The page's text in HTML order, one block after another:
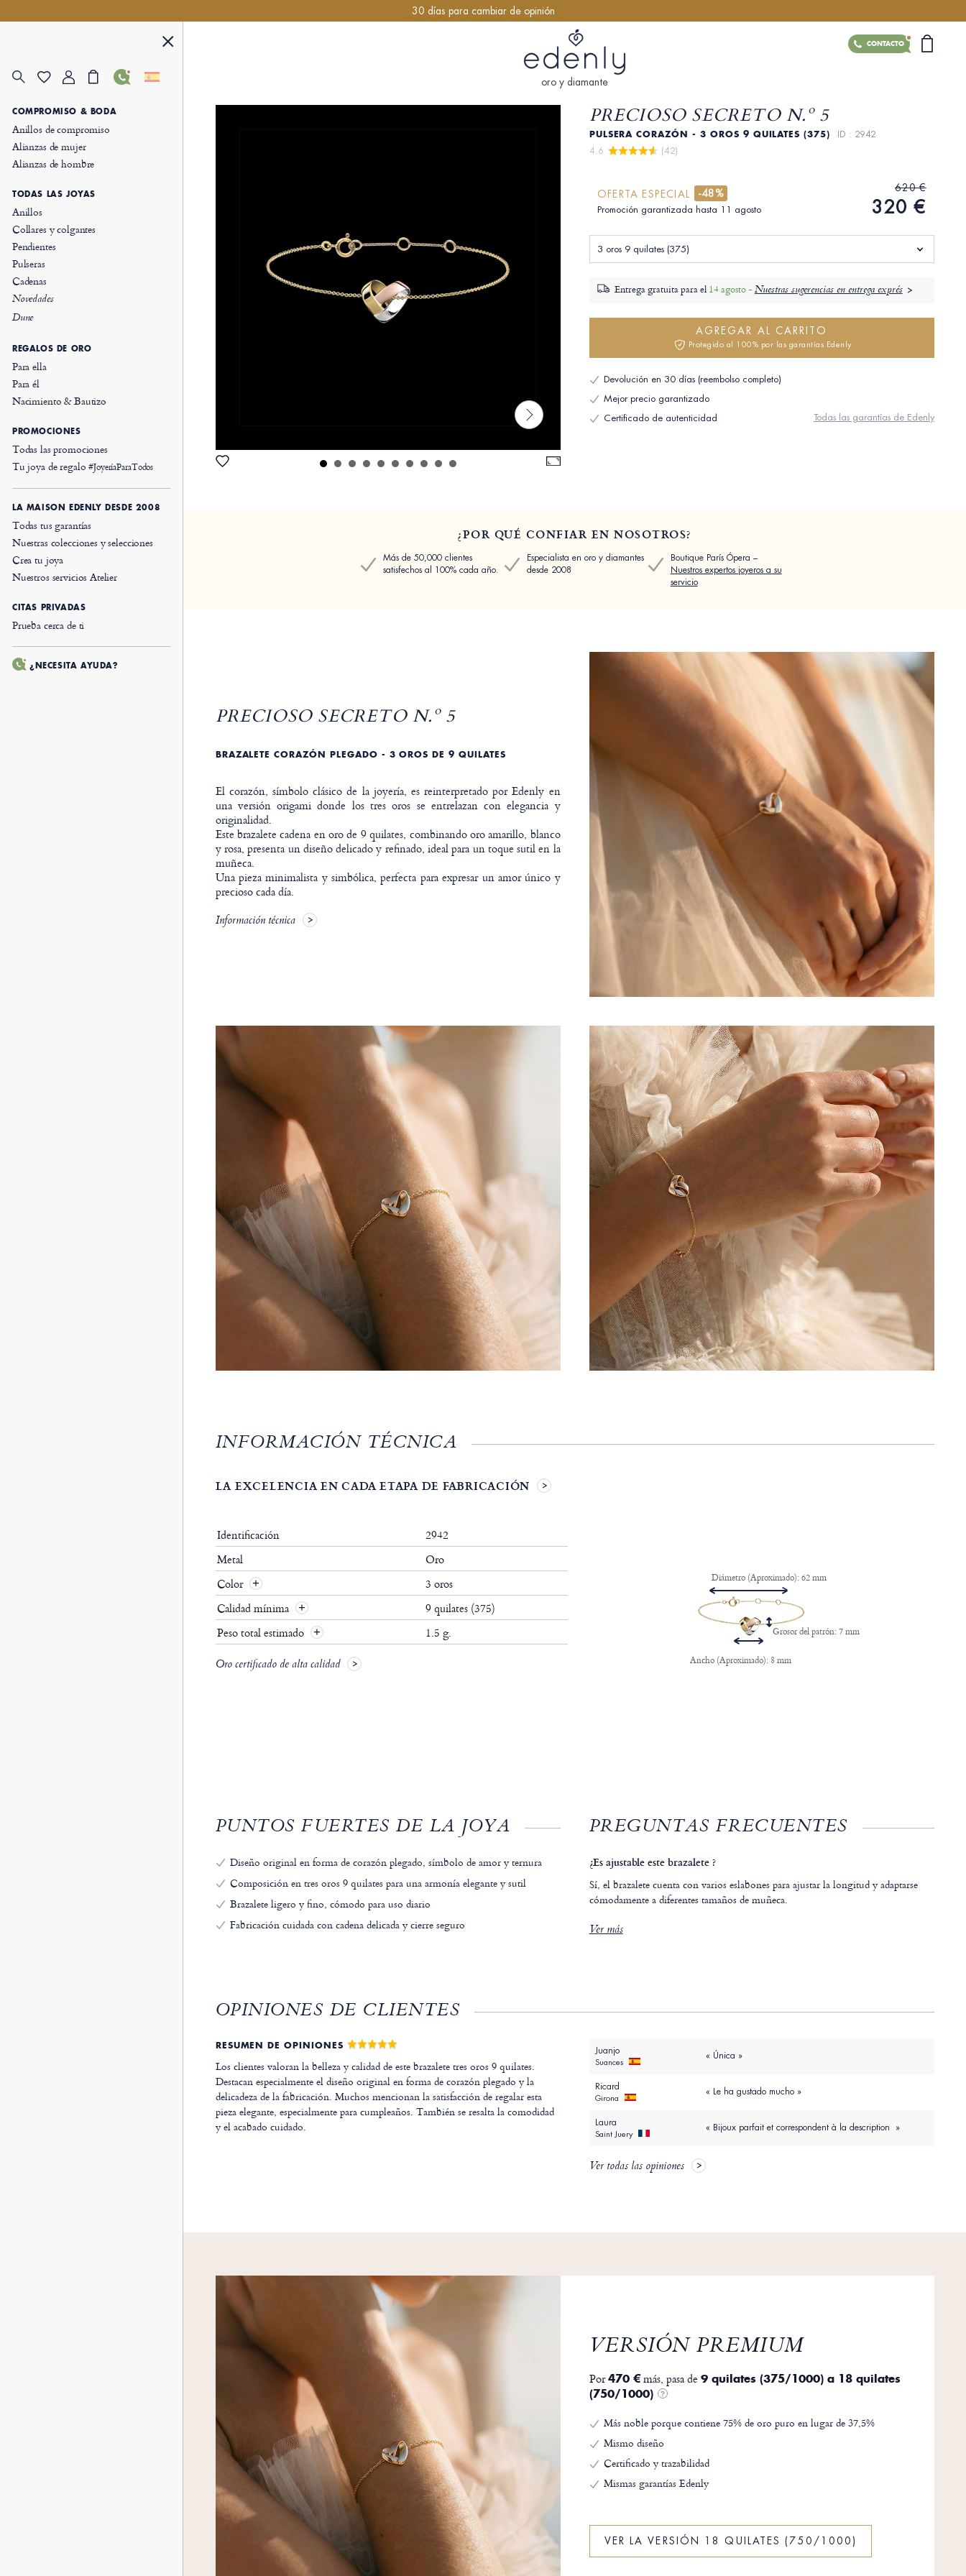
COMPROMISO & BODA
Anillos de compromiso
Alianzas de mujer
Alianzas de hombre
TODAS LAS JOYAS
Anillos
Collares y colgantes
Pendientes
Pulseras
Cadenas
Novedades
Dune
REGALOS DE ORO
Para ella
Para él
Nacimiento & Bautizo
PROMOCIONES
Todas las promociones
Tu joya de regalo#JoyeríaParaTodos
LA MAISON EDENLY DESDE 2008
Todas tus garantías
Nuestras colecciones y selecciones
Crea tu joya
Nuestros servicios Atelier
CITAS PRIVADAS
Prueba cerca de ti
¿NECESITA AYUDA?
30 días para cambiar de opinión
CONTACTO
oro y diamante
PRECIOSO SECRETO N.º 5
PULSERA CORAZÓN - 3 OROS 9 QUILATES (375) ID : 2942
4.6
(42)
OFERTA ESPECIAL -48%
Promoción garantizada hasta 11 agosto
620 €
320 €
3 oros 9 quilates (375)
Entrega gratuita para el 14 agosto -Nuestras sugerencias en entrega exprés
AGREGAR AL CARRITO
Protegido al 100% por las garantías Edenly
Devolución en 30 días (reembolso completo)
Mejor precio garantizado
Certificado de autenticidad
Todas las garantías de Edenly
¿POR QUÉ CONFIAR EN NOSOTROS?
Más de 50,000 clientes
satisfechos al 100% cada año.
Especialista en oro y diamantes
desde 2008
Boutique París Ópera –
Nuestros expertos joyeros a su
servicio
PRECIOSO SECRETO N.º 5
BRAZALETE CORAZÓN PLEGADO - 3 OROS DE 9 QUILATES
El corazón, símbolo clásico de la joyería, es reinterpretado por Edenly en
una versión origami donde los tres oros se entrelazan con elegancia y
originalidad.
Este brazalete cadena en oro de 9 quilates, combinando oro amarillo, blanco
y rosa, presenta un diseño delicado y refinado, ideal para un toque sutil en la
muñeca.
Una pieza minimalista y simbólica, perfecta para expresar un amor único y
precioso cada día.
Información técnica
INFORMACIÓN TÉCNICA
LA EXCELENCIA EN CADA ETAPA DE FABRICACIÓN
Identificación
2942
Metal
Oro
Color
3 oros
Calidad mínima
9 quilates (375)
Peso total estimado
1.5 g.
Oro certificado de alta calidad
Diámetro (Aproximado): 62 mm
Grosor del patrón: 7 mm
Ancho (Aproximado): 8 mm
PUNTOS FUERTES DE LA JOYA
Diseño original en forma de corazón plegado, símbolo de amor y ternura
Composición en tres oros 9 quilates para una armonía elegante y sutil
Brazalete ligero y fino, cómodo para uso diario
Fabricación cuidada con cadena delicada y cierre seguro
PREGUNTAS FRECUENTES
¿Es ajustable este brazalete ?
Sí, el brazalete cuenta con varios eslabones para ajustar la longitud y adaptarse
cómodamente a diferentes tamaños de muñeca.
Ver más
OPINIONES DE CLIENTES
RESUMEN DE OPINIONES
Los clientes valoran la belleza y calidad de este brazalete tres oros 9 quilates.
Destacan especialmente el diseño original en forma de corazón plegado y la
delicadeza de la fabricación. Muchos mencionan la satisfacción de regalar esta
pieza elegante, especialmente para cumpleaños. También se resalta la comodidad
y el acabado cuidado.
Juanjo
Suances
« Única »
Ricard
Girona
« Le ha gustado mucho »
Laura
Saint Juery
« Bijoux parfait et correspondent à la description »
Ver todas las opiniones
VERSIÓN PREMIUM
Por470 €más, pasa de 9 quilates (375/1000) a 18 quilates
(750/1000)
?
Más noble porque contiene 75% de oro puro en lugar de 37,5%
Mismo diseño
Certificado y trazabilidad
Mismas garantías Edenly
VER LA VERSIÓN 18 QUILATES (750/1000)